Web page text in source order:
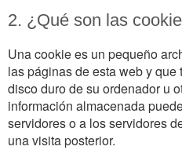
2. ¿Qué son las
Una cookie es un pequeño
las páginas de esta web y
disco duro de su ordenador u
información almacenada
servidores o a los servidores
una visita posterior.